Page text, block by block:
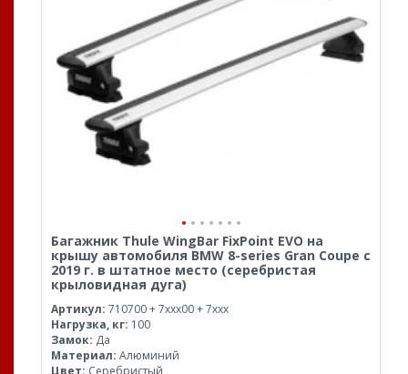
Багажник Thule WingBar FixPoint EVO на
крышу автомобиля BMW 8-series Gran Coupe с
2019 г. в штатное место (серебристая
крыловидная дуга)
Артикул: 710700 + 7xxx00 + 7xxx
Нагрузка, кг: 100
Замок: Да
Материал: Алюминий
Цвет: Серебристый